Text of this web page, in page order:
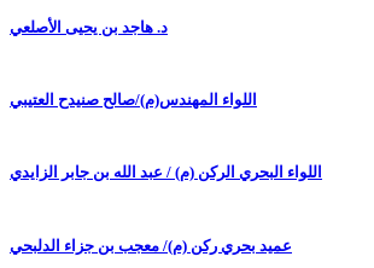
د. هاجد بن يحيى الأصلعي
اللواء المهندس(م)/صالح صنيدح العتيبي
اللواء البحري الركن (م) / عبد الله بن جابر الزايدي
عميد بحري ركن (م)/ معجب بن جزاء الدلبحي